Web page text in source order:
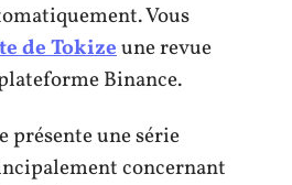
Vous
de Tokizeune revue
Binance.
présente une série
concernant